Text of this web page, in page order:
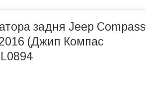
задня Jeep Compass
(Джип Компас